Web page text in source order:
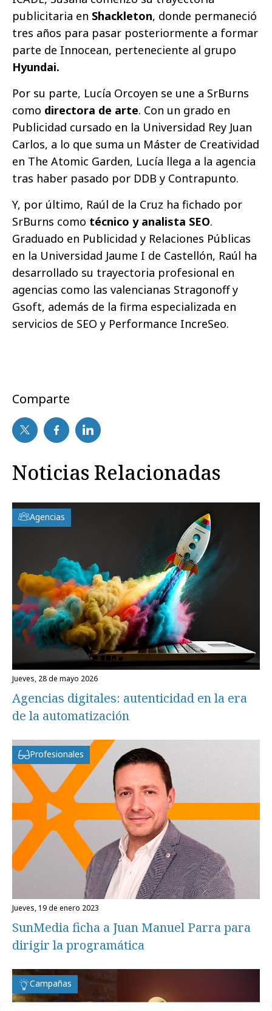
publicitaria en Shackleton, donde permaneció
tres años para pasar posteriormente a formar
parte de Innocean, perteneciente al grupo
Hyundai.
Por su parte, Lucía Orcoyen se une a SrBurns
como directora de arte. Con un grado en
Publicidad cursado en la Universidad Rey Juan
Carlos, a lo que suma un Máster de Creatividad
en The Atomic Garden, Lucía llega a la agencia
tras haber pasado por DDB y Contrapunto.
Y, por último, Raúl de la Cruz ha fichado por
SrBurns como técnico y analista SEO.
Graduado en Publicidad y Relaciones Públicas
en la Universidad Jaume I de Castellón, Raúl ha
desarrollado su trayectoria profesional en
agencias como las valencianas Stragonoff y
Gsoft, además de la firma especializada en
servicios de SEO y Performance IncreSeo.
Comparte
Noticias Relacionadas
Agencias
jueves, 28 de mayo 2026
Agencias digitales: autenticidad en la era
de la automatización
Profesionales
jueves, 19 de enero 2023
SunMedia ficha a Juan Manuel Parra para
dirigir la programática
Campañas